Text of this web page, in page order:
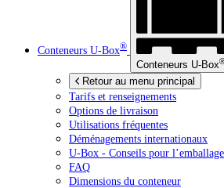
Conteneurs U-Box®
Conteneurs U-Box
Retour au menu principal
Tarifs et renseignements
Options de livraison
Utilisations fréquentes
Déménagements internationaux
U-Box - Conseils pour
FAQ
Dimensions du conteneur